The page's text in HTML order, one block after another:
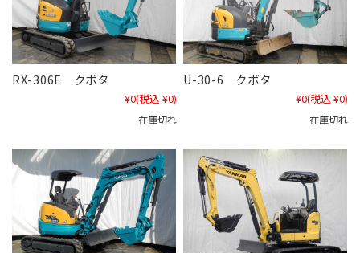
RX-306E クボタ
¥0(税込 ¥0)
在庫切れ
U-30-6 クボタ
¥0(税込 ¥0)
在庫切れ